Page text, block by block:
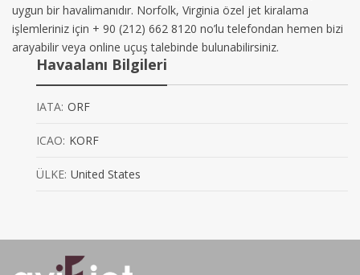
uygun bir havalimanıdır. Norfolk, Virginia özel jet kiralama
işlemleriniz için + 90 (212) 662 8120 no’lu telefondan hemen bizi
arayabilir veya online uçuş talebinde bulunabilirsiniz.
Havaalanı Bilgileri
IATA: ORF
ICAO: KORF
ÜLKE: United States